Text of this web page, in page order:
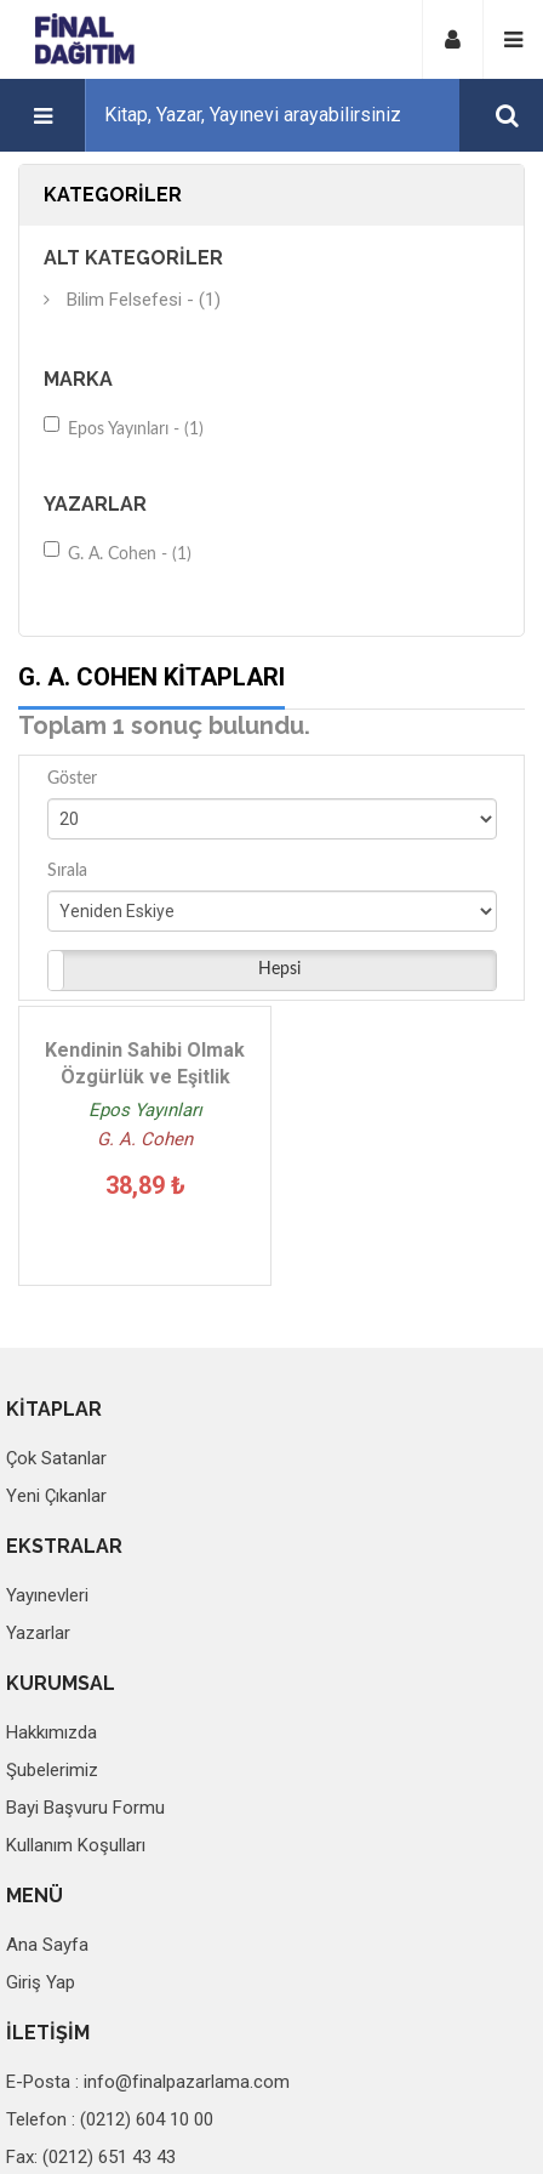
KATEGORILER
ALT KATEGORILER
Bilim Felsefesi - (1)
MARKA
Epos Yayınları - (1)
YAZARLAR
G. A. Cohen - (1)
G. A. COHEN KITAPLARI
Toplam 1 sonuç bulundu.
Göster
Sırala
Hepsi
Kendinin Sahibi Olmak
Özgürlük ve Eşitlik
Epos Yayınları
G. A. Cohen
38,89 ₺
KİTAPLAR
Çok Satanlar
Yeni Çıkanlar
EKSTRALAR
Yayınevleri
Yazarlar
KURUMSAL
Hakkımızda
Şubelerimiz
Bayi Başvuru Formu
Kullanım Koşulları
MENÜ
Ana Sayfa
Giriş Yap
İLETİŞİM
E-Posta : info@finalpazarlama.com
Telefon : (0212) 604 10 00
Fax: (0212) 651 43 43